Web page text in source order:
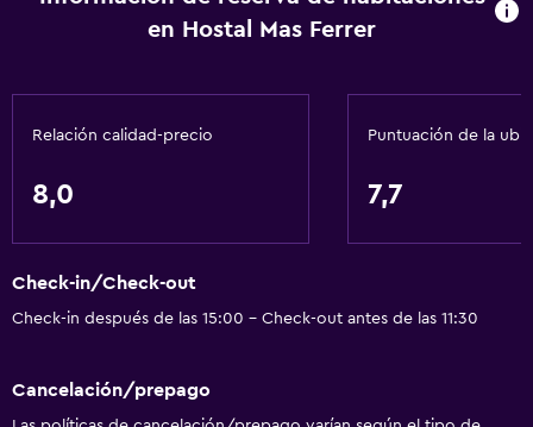
Plantas superiores accesibles por escaleras
Servicios básicos
Toallas
Extinguidor
en Hostal Mas Ferrer
Relación calidad-precio
8,0
Puntuación de la
7,7
Check-in/Check-out
Check-in después de las 15:00 - Check-out antes de las 11:30
Cancelación/prepago